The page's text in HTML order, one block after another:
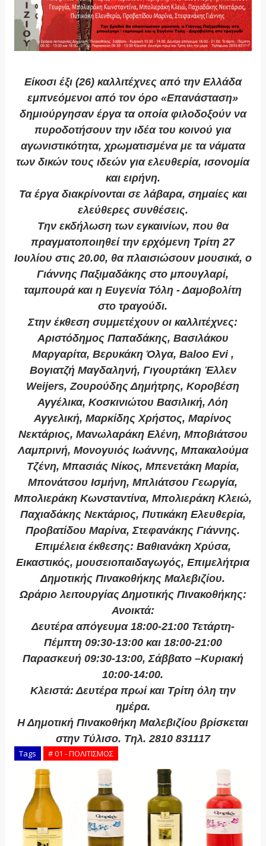
Είκοσι έξι (26) καλλιτέχνες από την Ελλάδα
εμπνεόμενοι από τον όρο «Επανάσταση»
δημιούργησαν έργα τα οποία φιλοδοξούν να
πυροδοτήσουν την ιδέα του κοινού για
αγωνιστικότητα, χρωματισμένα με τα νάματα
των δικών τους ιδεών για ελευθερία, ισονομία
και ειρήνη.
Τα έργα διακρίνονται σε λάβαρα, σημαίες και
ελεύθερες συνθέσεις.
Την εκδήλωση των εγκαινίων, που θα
πραγματοποιηθεί την ερχόμενη Τρίτη 27
Ιουλίου στις 20.00, θα πλαισιώσουν μουσικά, ο
Γιάννης Παξιμαδάκης στο μπουγλαρί,
ταμπουρά και η Ευγενία Τόλη - Δαμοβολίτη
στο τραγούδι.
Στην έκθεση συμμετέχουν οι καλλιτέχνες:
Αριστόδημος Παπαδάκης, Βασιλάκου
Μαργαρίτα, Βερυκάκη Όλγα, Baloo Evi ,
Βογιατζή Μαγδαληνή, Γιγουρτάκη Έλλεν
Weijers, Ζουρούδης Δημήτρης, Κοροβέση
Αγγέλικα, Κοσκινιώτου Βασιλική, Λόη
Αγγελική, Μαρκίδης Χρήστος, Μαρίνος
Νεκτάριος, Μανωλαράκη Ελένη, Μποβιάτσου
Λαμπρινή, Μονογυιός Ιωάννης, Μπακαλούμα
Τζένη, Μπασιάς Νίκος, Μπενετάκη Μαρία,
Μπονάτσου Ισμήνη, Μπλιάτσου Γεωργία,
Μπολιεράκη Κωνσταντίνα, Μπολιεράκη Κλειώ,
Παχιαδάκης Νεκτάριος, Πυτικάκη Ελευθερία,
Προβατίδου Μαρίνα, Στεφανάκης Γιάννης.
Επιμέλεια έκθεσης: Βαθιανάκη Χρύσα,
Εικαστικός, μουσειοπαιδαγωγός, Επιμελήτρια
Δημοτικής Πινακοθήκης Μαλεβιζίου.
Ωράριο λειτουργίας Δημοτικής Πινακοθήκης:
Ανοικτά:
Δευτέρα απόγευμα 18:00-21:00 Τετάρτη-
Πέμπτη 09:30-13:00 και 18:00-21:00
Παρασκευή 09:30-13:00, Σάββατο –Κυριακή
10:00-14:00.
Κλειστά: Δευτέρα πρωί και Τρίτη όλη την
ημέρα.
Η Δημοτική Πινακοθήκη Μαλεβιζίου βρίσκεται
στην Τύλισο. Τηλ. 2810 831117
Tags # 01 - ΠΟΛΙΤΙΣΜΟΣ